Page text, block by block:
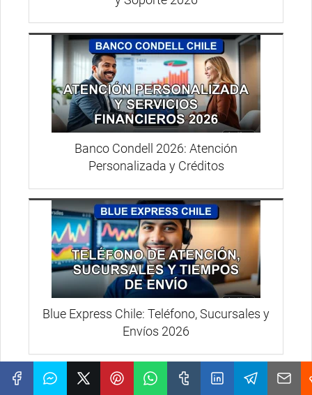
Banco Condell 2026: Atención
Personalizada y Créditos
Blue Express Chile: Teléfono, Sucursales y
Envíos 2026